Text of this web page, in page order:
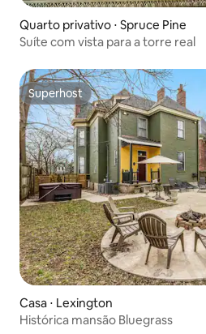
Quarto privativo ⋅ Spruce Pine
Suíte com vista para a torre real
Superhost
Superhost
Casa ⋅ Lexington
Histórica mansão Bluegrass